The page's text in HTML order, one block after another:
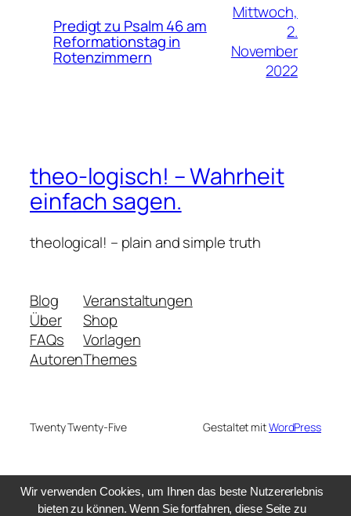
Predigt zu Psalm 46 am
Reformationstag in
Rotenzimmern
Mittwoch,
2.
November
2022
theo-logisch! – Wahrheit
einfach sagen.
theological! – plain and simple truth
Blog
Über
FAQs
Autoren
Veranstaltungen
Shop
Vorlagen
Themes
Twenty Twenty-Five Gestaltet mitWordPress
Wir verwenden Cookies, um Ihnen das beste Nutzererlebnis
bieten zu können. Wenn Sie fortfahren, diese Seite zu